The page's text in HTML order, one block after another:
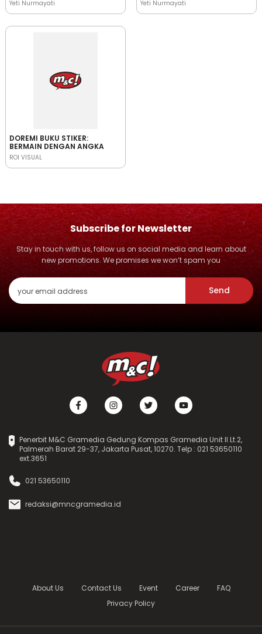
PANDAI MENJAGA IFFAH
Yeti Nurmayati
PEMBERANI
Yeti Nurmayati
DOREMI BUKU STIKER:
BERMAIN DENGAN ANGKA
ROI VISUAL
Subscribe for Newsletter
Stay in touch with us, follow us on social media and learn about
new promotions. We promises we won’t spam you
Send
Penerbit M&C Gramedia Gedung Kompas Gramedia Unit II Lt.2,
Palmerah Barat 29-37, Jakarta Pusat, 10270. Telp : 021 53650110
ext.3651
021 53650110
redaksi@mncgramedia.id
About Us Contact Us Event Career
FAQ
Privacy Policy